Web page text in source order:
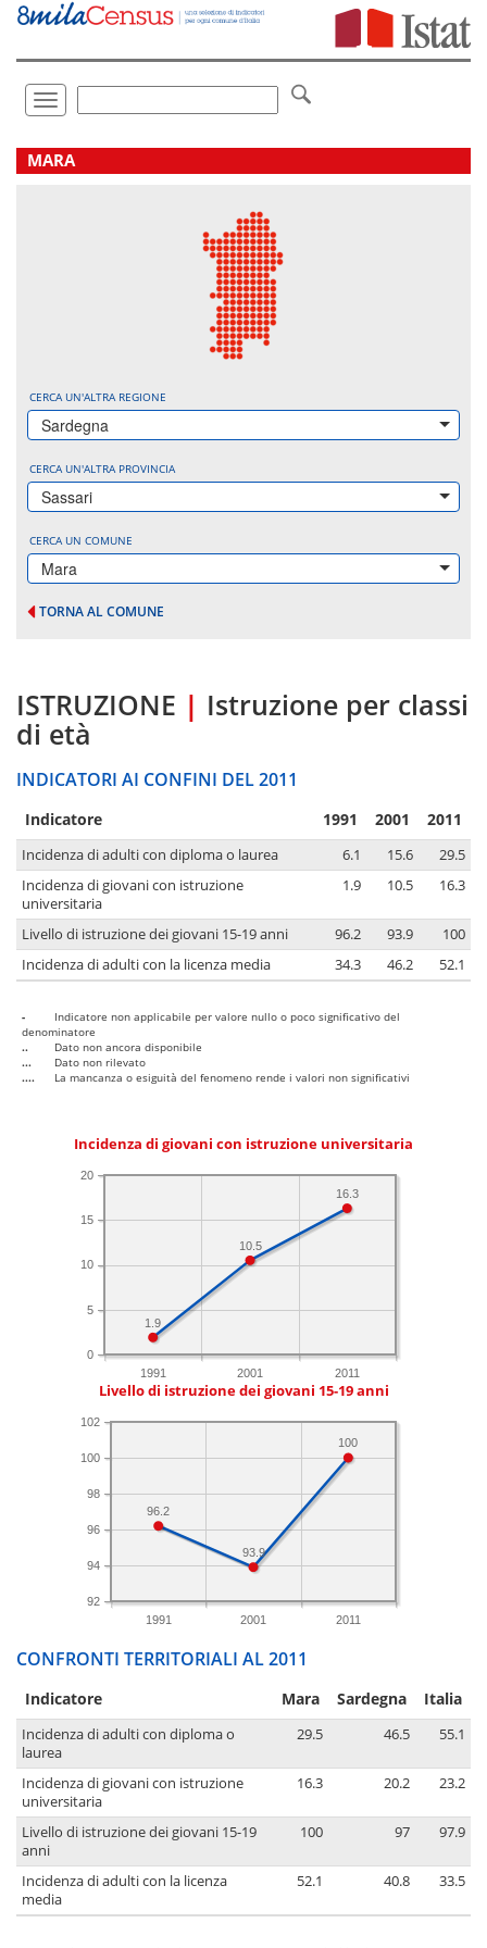
Vai
direttamente
Toggle
navigation
.
MARA
CERCA UN'ALTRA REGIONE
Sardegna
CERCA UN'ALTRA PROVINCIA
Sassari
CERCA UN COMUNE
Mara
TORNA AL COMUNE
ISTRUZIONE | Istruzione per classi
di età
INDICATORI AI CONFINI DEL 2011
Indicatore 1991 2001 2011
Incidenza di adulti con diploma o laurea 6.1 15.6
29.5
Incidenza di giovani con istruzione
universitaria
1.9 10.5 16.3
Livello di istruzione dei giovani 15-19 anni 96.2 93.9
100
Incidenza di adulti con la licenza media
34.3 46.2 52.1
-
Indicatore non applicabile per valore nullo o poco significativo del
denominatore
..
Dato non ancora disponibile
...
Dato non rilevato
....
La mancanza o esiguità del fenomeno rende i valori non significativi
Incidenza di giovani con istruzione universitaria
1991 2001 2011
0
5
10
15
20
16.3
10.5
1.9
Livello di istruzione dei giovani 15-19 anni
1991 2001 2011
92
94
96
98
100
102
100
93.9
96.2
CONFRONTI TERRITORIALI AL 2011
Indicatore Mara Sardegna Italia
Incidenza di adulti con diploma o
laurea
29.5 46.5 55.1
Incidenza di giovani con istruzione
universitaria
16.3 20.2 23.2
Livello di istruzione dei giovani 15-19
anni
100 97 97.9
Incidenza di adulti con la licenza
media
52.1 40.8 33.5